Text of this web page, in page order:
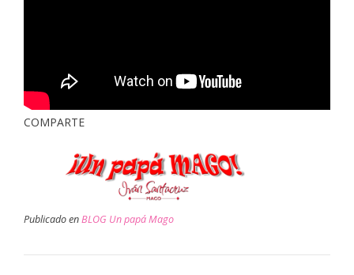
COMPARTE
Publicado enBLOG Un papá Mago